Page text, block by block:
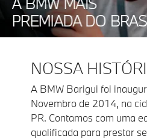
NOSSA
A BMW Barigui foi
Novembro de 2014, na
PR. Contamos com uma
qualificada para prestar